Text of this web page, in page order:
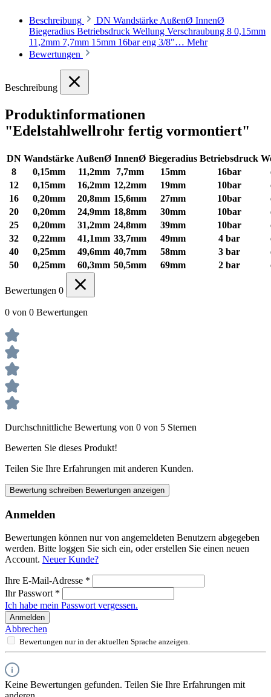
Beschreibung
DN Wandstärke AußenØ InnenØ
Biegeradius Betriebsdruck Wellung Verschraubung 8 0,15mm
11,2mm 7,7mm 15mm 16bar eng 3/8"… Mehr
Bewertungen
Beschreibung
Produktinformationen
"Edelstahlwellrohr fertig vormontiert"
DN Wandstärke AußenØ InnenØ Biegeradius Betriebsdruck
8
0,15mm 11,2mm 7,7mm 15mm 16bar
12
0,15mm 16,2mm 12,2mm 19mm 10bar
16
0,20mm 20,8mm 15,6mm 27mm 10bar
20
0,20mm 24,9mm 18,8mm 30mm 10bar
25
0,20mm 31,2mm 24,8mm 39mm 10bar
32
0,22mm 41,1mm 33,7mm 49mm 4 bar
40
0,25mm 49,6mm 40,7mm 58mm 3 bar
50
0,25mm 60,3mm 50,5mm 69mm 2 bar
Bewertungen 0
0 von 0 Bewertungen
Durchschnittliche Bewertung von 0 von 5 Sternen
Bewerten Sie dieses Produkt!
Teilen Sie Ihre Erfahrungen mit anderen Kunden.
Bewertung schreiben Bewertungen anzeigen
Anmelden
Bewertungen können nur von angemeldeten Benutzern abgegeben
werden. Bitte loggen Sie sich ein, oder erstellen Sie einen neuen
Account. Neuer Kunde?
Ihre E-Mail-Adresse *
Ihr Passwort *
Ich habe mein Passwort vergessen.
Anmelden
Abbrechen
Bewertungen nur in der aktuellen Sprache anzeigen.
Keine Bewertungen gefunden. Teilen Sie Ihre Erfahrungen mit